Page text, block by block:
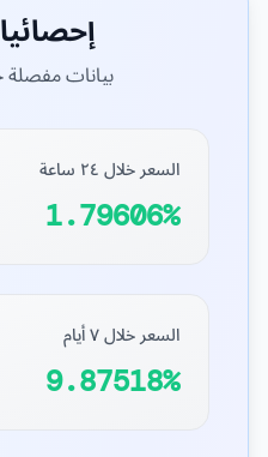
بيانات مفصلة
السعر خلال ٢٤ ساعة
1.79606%
السعر خلال ٧ أيام
9.87518%